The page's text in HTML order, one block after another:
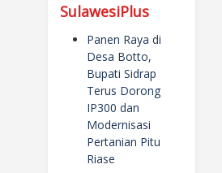
SulawesiPlus
Panen Raya di
Desa Botto,
Bupati Sidrap
Terus Dorong
IP300 dan
Modernisasi
Pertanian Pitu
Riase